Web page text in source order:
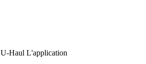
U-Haul L'application